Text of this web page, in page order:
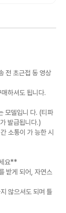
전 초근접 동 영상
하셔도 됩니다.
모델입니 다. (티파
발급됩니다.)
소통이 가 능한 시
요**
받게 되어, 자연스
않으셔도 되며 틀